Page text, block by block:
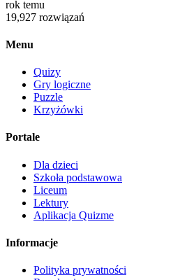
rok temu
19,927 rozwiązań
Menu
Quizy
Gry logiczne
Puzzle
Krzyżówki
Portale
Dla dzieci
Szkoła podstawowa
Liceum
Lektury
Aplikacja Quizme
Informacje
Polityka prywatności